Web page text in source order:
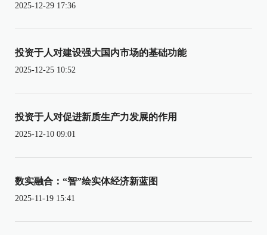
2025-12-29 17:36
投资于人对建设强大国内市场的基础功能
2025-12-25 10:52
投资于人对促进新质生产力发展的作用
2025-12-10 09:01
数实融合：“智”绘实体经济新蓝图
2025-11-19 15:41